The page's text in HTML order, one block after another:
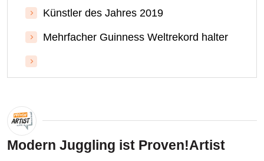
Künstler des Jahres 2019
Mehrfacher Guinness Weltrekord halter
Modern Juggling ist Proven!Artist